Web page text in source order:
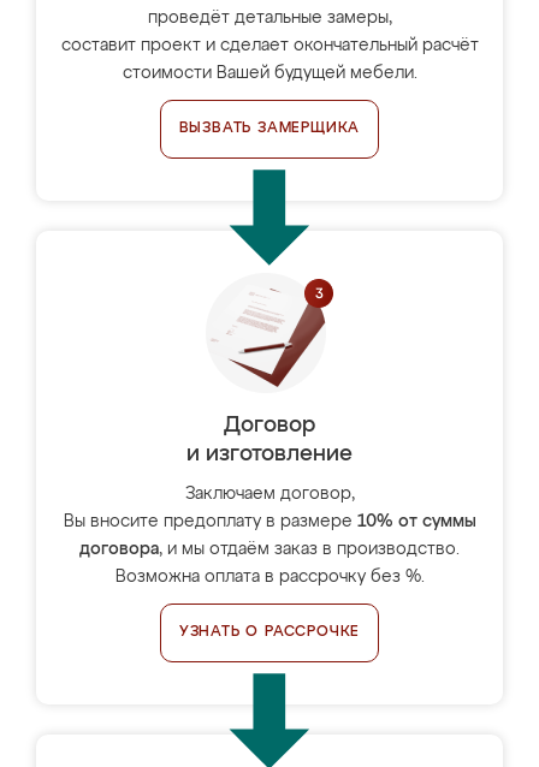
проведёт детальные замеры,
составит проект и сделает окончательный расчёт
стоимости Вашей будущей мебели.
ВЫЗВАТЬ ЗАМЕРЩИКА
Договор
и изготовление
Заключаем договор,
Вы вносите предоплату в размере 10% от суммы
договора, и мы отдаём заказ в производство.
Возможна оплата в рассрочку без %.
УЗНАТЬ О РАССРОЧКЕ